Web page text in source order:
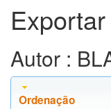
Autor :
Ordenação